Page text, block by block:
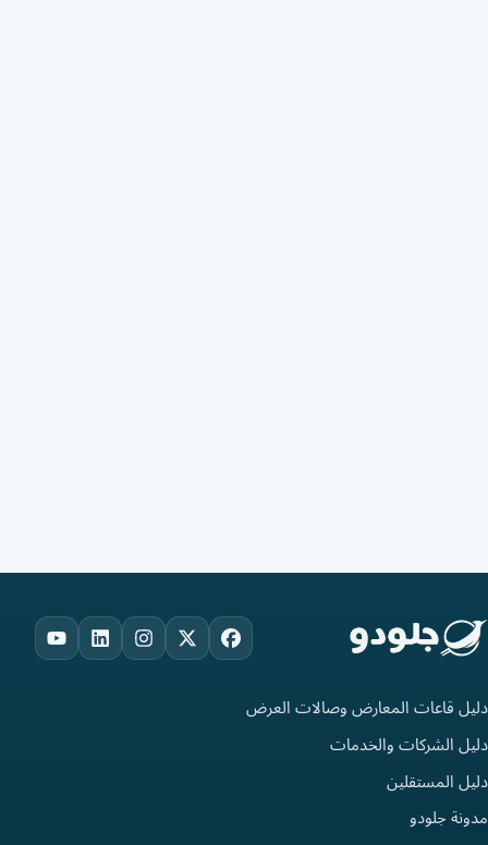
Facebook
X
Instagram
LinkedIn
دليل قاعات المعارض وصالات العرض
دليل الشركات والخدمات
دليل المستقلين
مدونة جلودو